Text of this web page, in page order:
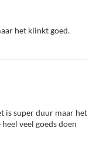
het klinkt goed.
is super duur maar het
veel goeds doen